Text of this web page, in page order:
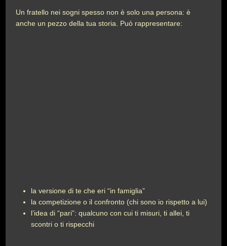
Un fratello nei sogni spesso non è solo una persona: è
anche un pezzo della tua storia. Può rappresentare:
la versione di te che eri “in famiglia”
la competizione o il confronto (chi sono io rispetto a lui)
l’idea di “pari”: qualcuno con cui ti misuri, ti allei, ti
scontri o ti rispecchi